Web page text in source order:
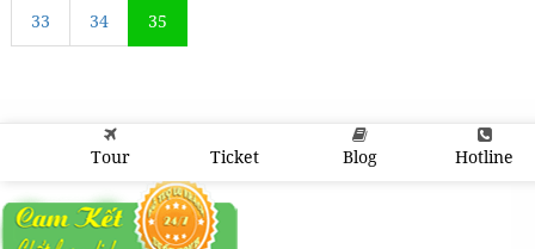
33 34 35
Tour Ticket Blog Hotline